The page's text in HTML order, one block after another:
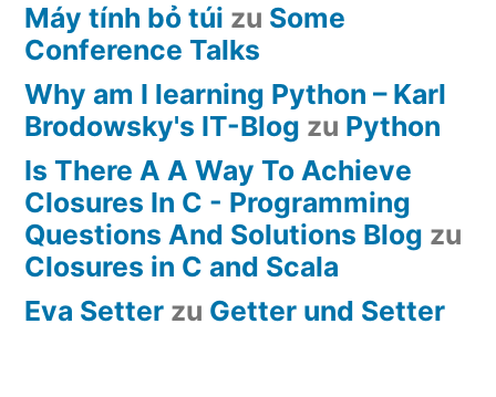
Máy tính bỏ túi zu Some
Conference Talks
Why am I learning Python – Karl
Brodowsky's IT-Blog zu Python
Is There A A Way To Achieve
Closures In C - Programming
Questions And Solutions Blog zu
Closures in C and Scala
Eva Setter zu Getter und Setter